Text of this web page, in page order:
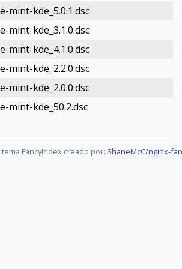
mint-kde_5.0.1.dsc
mint-kde_3.1.0.dsc
mint-kde_4.1.0.dsc
mint-kde_2.2.0.dsc
mint-kde_2.0.0.dsc
mint-kde_50.2.dsc
FancyIndex creado por: ShaneMcC/nginx-